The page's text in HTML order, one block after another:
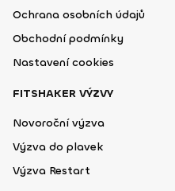
Ochrana osobních údajů
Obchodní podmínky
Nastavení cookies
FITSHAKER VÝZVY
Novoroční výzva
Výzva do plavek
Výzva Restart